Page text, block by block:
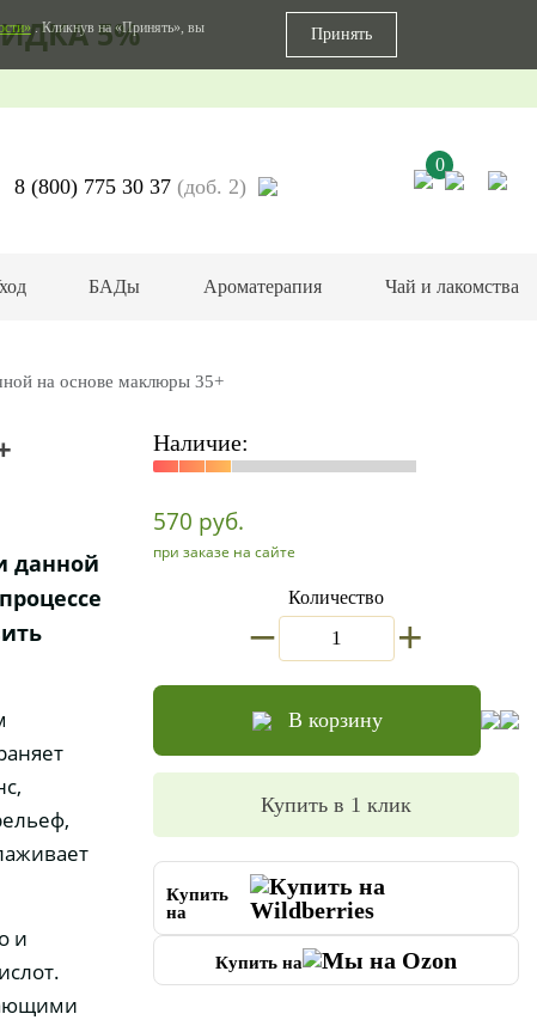
5%
8 (800) 775 30 37 (доб. 2)
0
БАДы Ароматерапия Чай и лакомства
на основе маклюры 35+
данной
и
Наличие:
570 руб.
при заказе на сайте
Количество
+
В корзину
Купить в 1 клик
Купить
на
Купить на
. Кликнув на «Принять», вы
Принять